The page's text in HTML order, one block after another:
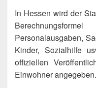
In Hessen wird der
Personalausgaben,
Kinder, Sozialhilfe
offiziellen
Einwohner angegeben.